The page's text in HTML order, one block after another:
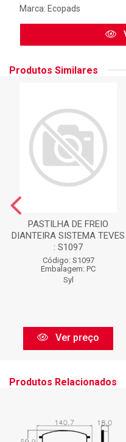
Marca: Ecopads
Produtos Similares
PASTILHA DE FREIO
DIANTEIRA SISTEMA TEVES
: S1097
Código: S1097
Embalagem: PC
Syl
Ver preço
Produtos Relacionados